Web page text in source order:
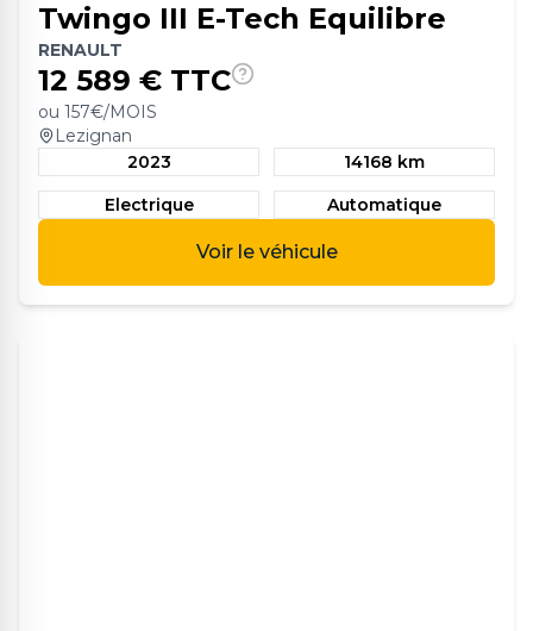
Twingo III E-Tech Equilibre
RENAULT
12 589 € TTC
ou 157€/MOIS
Lezignan
2023
14168 km
Electrique
Automatique
Voir le véhicule